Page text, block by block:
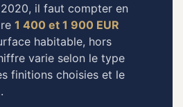
il faut compter en
1 400 et 1 900 EUR
habitable, hors
varie selon le type
finitions choisies et le